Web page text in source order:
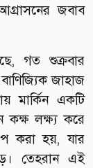
জবাব
গত শুক্রবার
জাহাজ
মার্কিন একটি
কক্ষ লক্ষ্য করে
করা হয়, যার
তেহরান এই